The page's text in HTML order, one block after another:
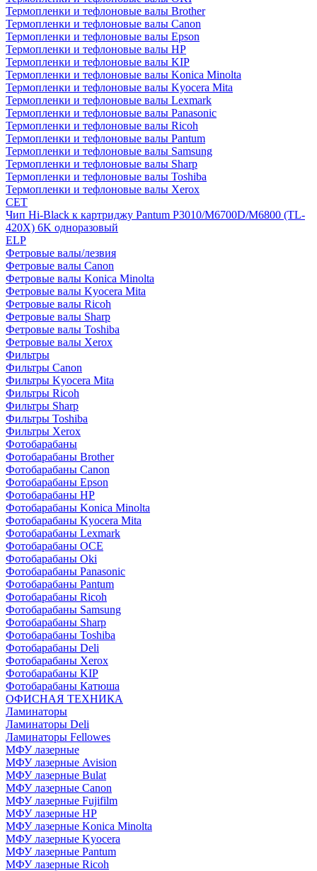
Термопленки и тефлоновые валы Brother
Термопленки и тефлоновые валы Canon
Термопленки и тефлоновые валы Epson
Термопленки и тефлоновые валы HP
Термопленки и тефлоновые валы KIP
Термопленки и тефлоновые валы Konica Minolta
Термопленки и тефлоновые валы Kyocera Mita
Термопленки и тефлоновые валы Lexmark
Термопленки и тефлоновые валы Panasonic
Термопленки и тефлоновые валы Ricoh
Термопленки и тефлоновые валы Pantum
Термопленки и тефлоновые валы Samsung
Термопленки и тефлоновые валы Sharp
Термопленки и тефлоновые валы Toshiba
Термопленки и тефлоновые валы Xerox
CET
Чип Hi-Black к картриджу Pantum P3010/M6700D/M6800 (TL-
420X) 6K одноразовый
ELP
Фетровые валы/лезвия
Фетровые валы Canon
Фетровые валы Konica Minolta
Фетровые валы Kyocera Mita
Фетровые валы Ricoh
Фетровые валы Sharp
Фетровые валы Toshiba
Фетровые валы Xerox
Фильтры
Фильтры Canon
Фильтры Kyocera Mita
Фильтры Ricoh
Фильтры Sharp
Фильтры Toshiba
Фильтры Xerox
Фотобарабаны
Фотобарабаны Brother
Фотобарабаны Canon
Фотобарабаны Epson
Фотобарабаны HP
Фотобарабаны Konica Minolta
Фотобарабаны Kyocera Mita
Фотобарабаны Lexmark
Фотобарабаны OCE
Фотобарабаны Oki
Фотобарабаны Panasonic
Фотобарабаны Pantum
Фотобарабаны Ricoh
Фотобарабаны Samsung
Фотобарабаны Sharp
Фотобарабаны Toshiba
Фотобарабаны Deli
Фотобарабаны Xerox
Фотобарабаны KIP
Фотобарабаны Катюша
ОФИСНАЯ ТЕХНИКА
Ламинаторы
Ламинаторы Deli
Ламинаторы Fellowes
МФУ лазерные
МФУ лазерные Avision
МФУ лазерные Bulat
МФУ лазерные Canon
МФУ лазерные Fujifilm
МФУ лазерные HP
МФУ лазерные Konica Minolta
МФУ лазерные Kyocera
МФУ лазерные Pantum
МФУ лазерные Ricoh